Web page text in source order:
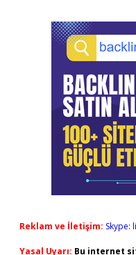
Reklam ve İletişim: Skype:
Yasal Uyarı: Bu internet